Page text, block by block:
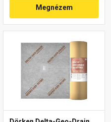
Megnézem